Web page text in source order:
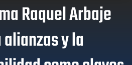
Raquel Arbaje
y la